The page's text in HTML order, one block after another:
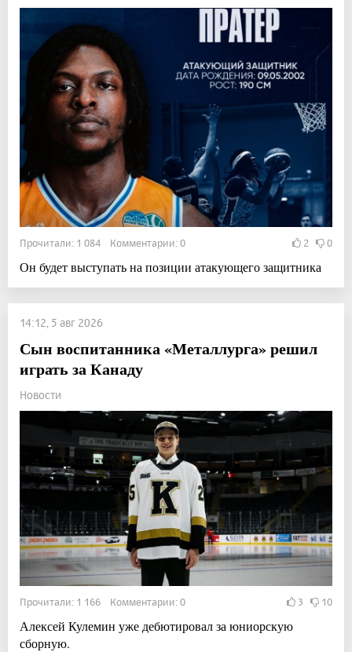
Прочитали: 1 084 Комментарии: 0 2 0
Он будет выступать на позиции атакующего защитника
14:12, 5 авг 2026
Сын воспитанника «Металлурга» решил
играть за Канаду
Новости
Прочитали: 1 166 Комментарии: 0 3 10
Алексей Кулемин уже дебютировал за юниорскую
сборную.